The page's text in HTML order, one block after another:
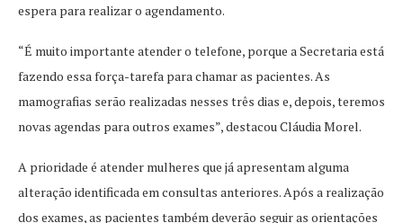
espera para realizar o agendamento.
“É muito importante atender o telefone, porque a Secretaria está
fazendo essa força-tarefa para chamar as pacientes. As
mamografias serão realizadas nesses três dias e, depois, teremos
novas agendas para outros exames”, destacou Cláudia Morel.
A prioridade é atender mulheres que já apresentam alguma
alteração identificada em consultas anteriores. Após a realização
dos exames, as pacientes também deverão seguir as orientações